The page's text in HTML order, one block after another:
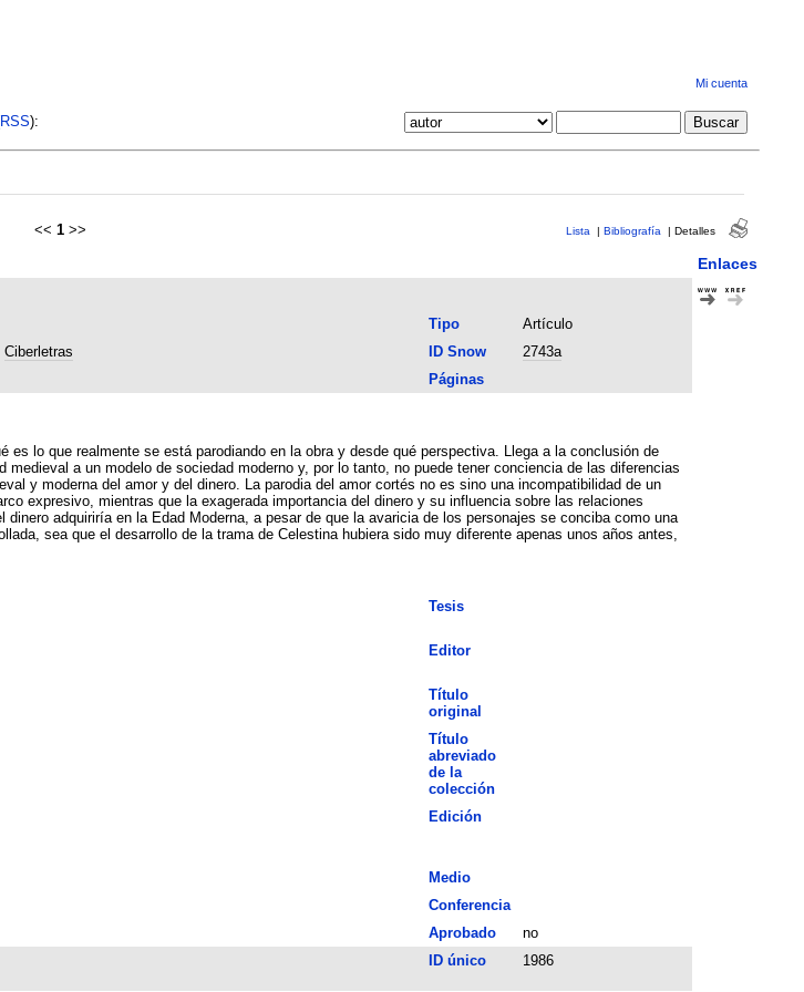
Mi cuenta
RSS):
<< 1 >> Lista | Bibliografía | Detalles
Enlaces
Tipo
Artículo
Ciberletras ID Snow
2743a
Páginas
es lo que realmente se está parodiando en la obra y desde qué perspectiva. Llega a la conclusión de
a un modelo de sociedad moderno y, por lo tanto, no puede tener conciencia de las diferencias
y moderna del amor y del dinero. La parodia del amor cortés no es sino una incompatibilidad de un
expresivo, mientras que la exagerada importancia del dinero y su influencia sobre las relaciones
adquiriría en la Edad Moderna, a pesar de que la avaricia de los personajes se conciba como una
sea que el desarrollo de la trama de Celestina hubiera sido muy diferente apenas unos años antes,
Tesis
Editor
Título
original
Título
abreviado
de la
colección
Edición
Medio
Conferencia
Aprobado
no
ID único 1986